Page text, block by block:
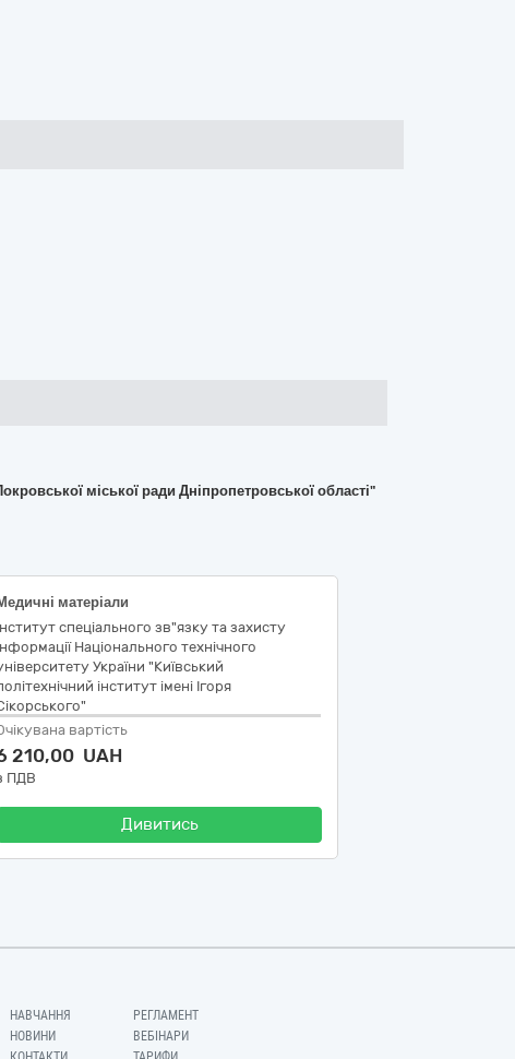
міської ради Дніпропетровської області"
матеріали
спеціального зв"язку та захисту
Національного технічного
України "Київський
інститут імені Ігоря
вартість
210,00 UAH
ПДВ
Дивитись
НАВЧАННЯ
НОВИНИ
РЕГЛАМЕНТ
ВЕБІНАРИ